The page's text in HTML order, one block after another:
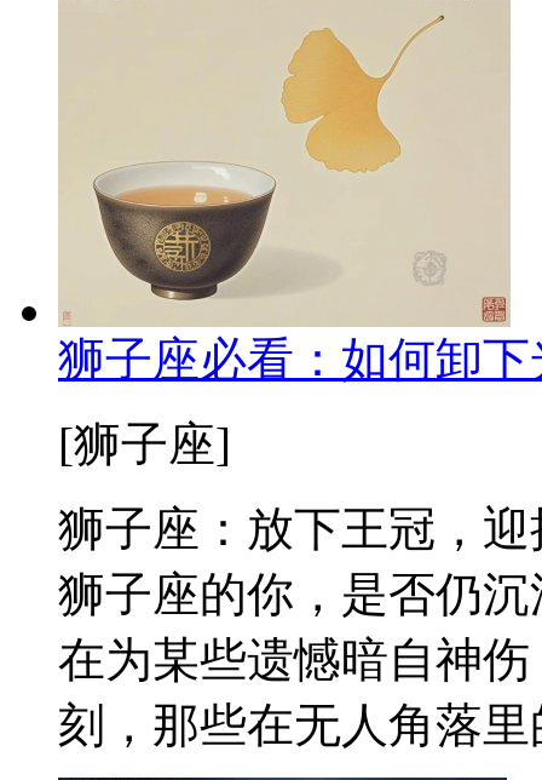
狮子座必看：如何卸
[狮子座]
狮子座：放下王冠，
狮子座的你，是否仍
在为某些遗憾暗自神
刻，那些在无人角落